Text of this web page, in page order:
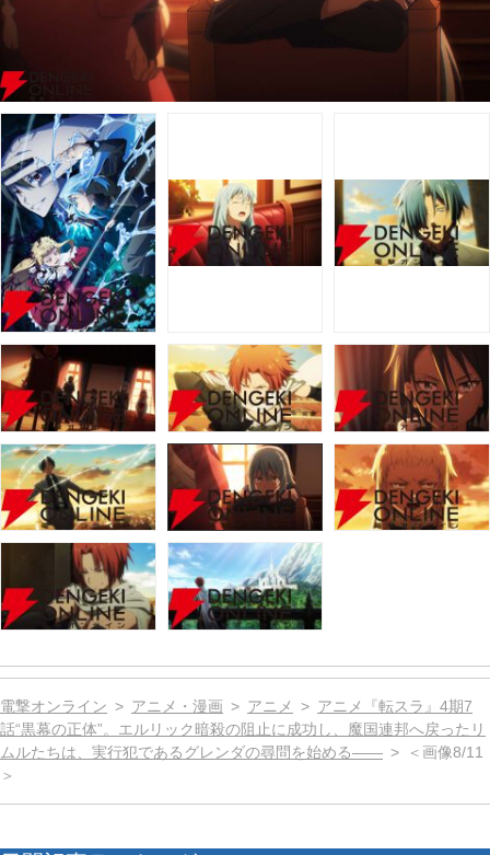
電撃オンライン アニメ・漫画 アニメ
アニメ『転スラ』4期7
話“黒幕の正体”。エルリック暗殺の阻止に成功し、魔国連邦へ戻ったリ
ムルたちは、実行犯であるグレンダの尋問を始める――
＜画像8/11
＞